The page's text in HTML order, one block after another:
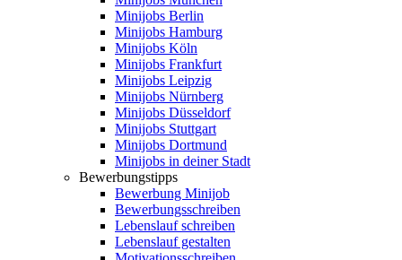
Minijobs Berlin
Minijobs Hamburg
Minijobs Köln
Minijobs Frankfurt
Minijobs Leipzig
Minijobs Nürnberg
Minijobs Düsseldorf
Minijobs Stuttgart
Minijobs Dortmund
Minijobs in deiner Stadt
Bewerbungstipps
Bewerbung Minijob
Bewerbungsschreiben
Lebenslauf schreiben
Lebenslauf gestalten